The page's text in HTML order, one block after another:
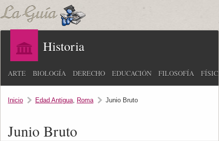
Historia
ARTE BIOLOGÍA DERECHO EDUCACIÓN FILOSOFÍA
Inicio Edad Antigua, Roma Junio Bruto
Junio Bruto